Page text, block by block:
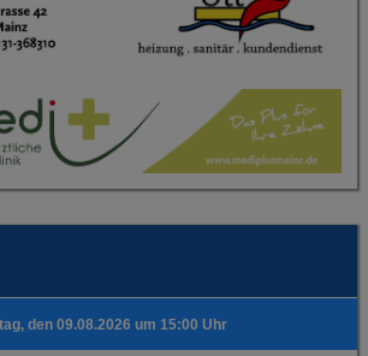
den 09.08.2026 um 15:00 Uhr